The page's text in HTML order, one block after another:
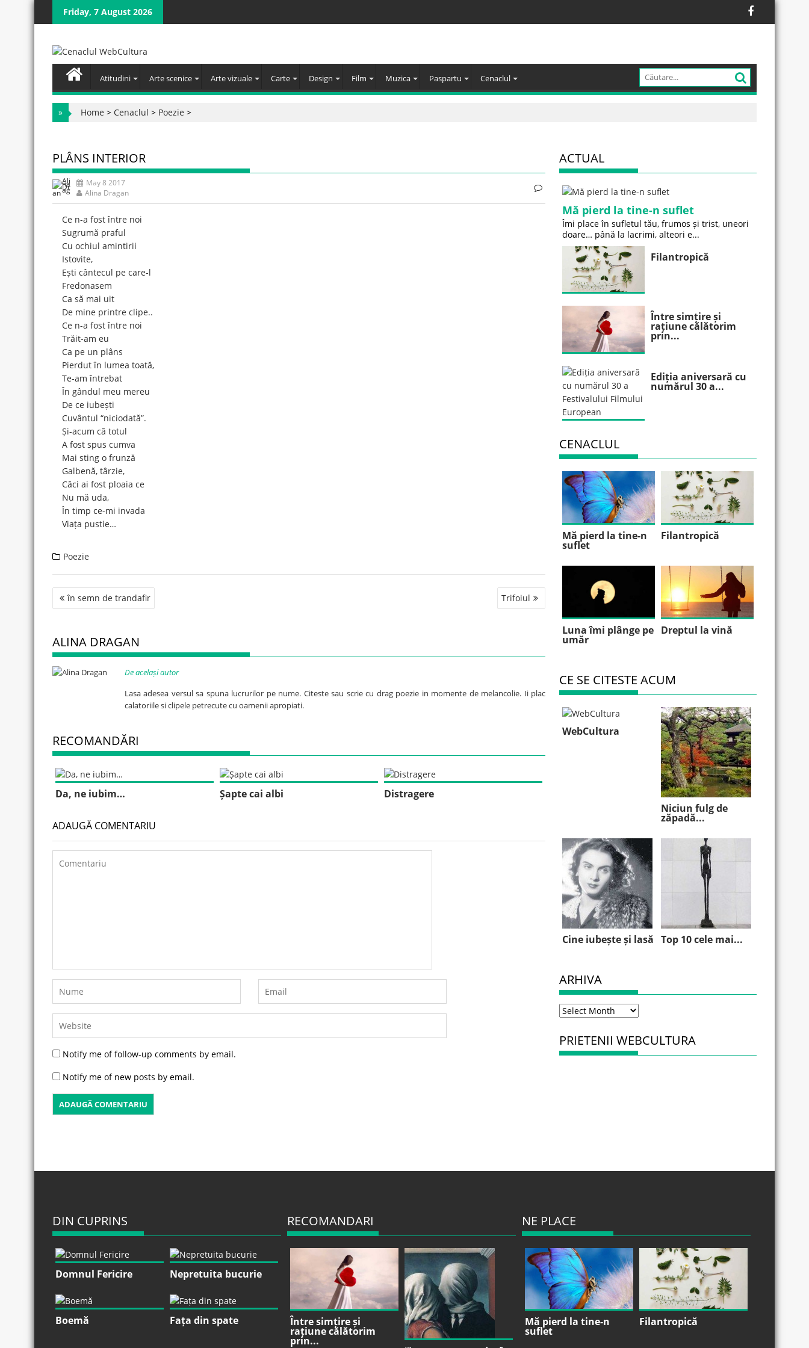
Skip
Friday, 7 August 2026
Atitudini Arte scenice Arte vizuale Carte Design Film Muzica Paspartu Cenaclul
» Home > Cenaclul > Poezie >
PLÂNS INTERIOR
May 8 2017
Alina Dragan
Ce n-a fost între noi
Sugrumă praful
Cu ochiul amintirii
Istovite,
Ești cântecul pe care-l
Fredonasem
Ca să mai uit
De mine printre clipe..
Ce n-a fost între noi
Trăit-am eu
Ca pe un plâns
Pierdut în lumea toată,
Te-am întrebat
În gândul meu mereu
De ce iubești
Cuvântul “niciodată”.
Și-acum că totul
A fost spus cumva
Mai sting o frunză
Galbenă, târzie,
Căci ai fost ploaia ce
Nu mă uda,
În timp ce-mi invada
Viața pustie…
Poezie
Post
navigation
în semn de trandafir Trifoiul
ALINA DRAGAN
De același autor
Lasa adesea versul sa spuna lucrurilor pe nume. Citeste sau scrie cu drag poezie in momente de melancolie. Ii plac
calatoriile si clipele petrecute cu oamenii apropiati.
RECOMANDĂRI
Da, ne iubim… Șapte cai albi Distragere
ADAUGĂ COMENTARIU
Notify me of follow-up comments by email.
Notify me of new posts by email.
ACTUAL
Mă pierd la tine-n suflet
Îmi place în sufletul tău, frumos și trist, uneori
doare… până la lacrimi, alteori e...
Filantropică
Între simțire și
rațiune călătorim
prin...
Ediția aniversară cu
numărul 30 a...
CENACLUL
Mă pierd la tine-n
suflet
Filantropică
Luna îmi plânge pe
umăr
Dreptul la vină
CE SE CITESTE ACUM
WebCultura
Niciun fulg de
zăpadă...
Cine iubește și lasă Top 10 cele mai...
ARHIVA
Arhiva
PRIETENII WEBCULTURA
DIN CUPRINS
Domnul Fericire Nepretuita bucurie
Boemă Fața din spate
RECOMANDARI
Între simțire și
rațiune călătorim
prin...
NE PLACE
Mă pierd la tine-n
suflet
Filantropică